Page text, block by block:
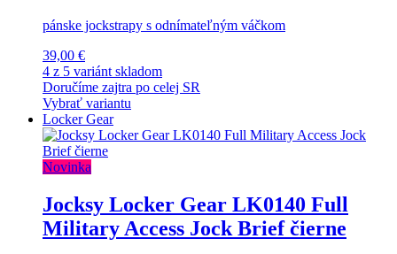
pánske jockstrapy s odnímateľným váčkom
39,00 €
4 z 5 variánt skladom
Doručíme zajtra po celej SR
Vybrať variantu
Locker Gear
Novinka
Jocksy Locker Gear LK0140 Full
Military Access Jock Brief čierne